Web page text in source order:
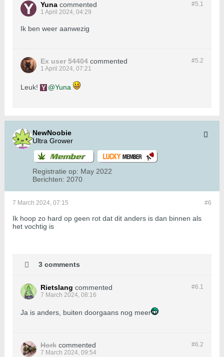
#5.1
Yuna commented
1 April 2024, 04:29
Ik ben weer aanwezig
#5.2
Ex user 54404 commented
1 April 2024, 07:21
Leuk! Yuna
NewNoobie
Ultra Grower
Registratie op: May 2022
Berichten: 2070
#6
7 March 2024, 07:15
Ik hoop zo hard op geen rot dat dit anders is dan binnen als
het vochtig is
3 comments
#6.1
Rietslang commented
7 March 2024, 08:16
Ja is anders, buiten doorgaans nog meer
#6.2
Hork commented
7 March 2024, 09:54